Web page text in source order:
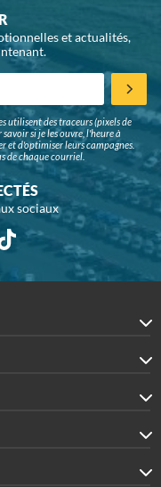
et actualités,
utilisent des traceurs (pixels de
si je les ouvre, l'heure à
et d'optimiser leurs campagnes.
de chaque courriel.
sociaux